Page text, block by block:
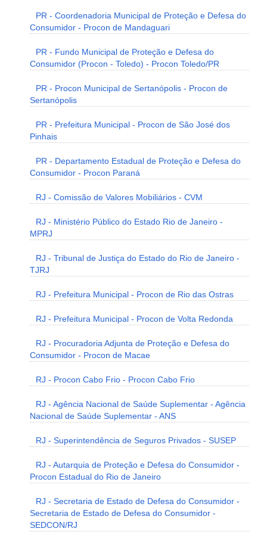
PR - Coordenadoria Municipal de Proteção e Defesa do
Consumidor - Procon de Mandaguari
PR - Fundo Municipal de Proteção e Defesa do
Consumidor (Procon - Toledo) - Procon Toledo/PR
PR - Procon Municipal de Sertanópolis - Procon de
Sertanópolis
PR - Prefeitura Municipal - Procon de São José dos
Pinhais
PR - Departamento Estadual de Proteção e Defesa do
Consumidor - Procon Paraná
RJ - Comissão de Valores Mobiliários - CVM
RJ - Ministério Público do Estado Rio de Janeiro -
MPRJ
RJ - Tribunal de Justiça do Estado do Rio de Janeiro -
TJRJ
RJ - Prefeitura Municipal - Procon de Rio das Ostras
RJ - Prefeitura Municipal - Procon de Volta Redonda
RJ - Procuradoria Adjunta de Proteção e Defesa do
Consumidor - Procon de Macae
RJ - Procon Cabo Frio - Procon Cabo Frio
RJ - Agência Nacional de Saúde Suplementar - Agência
Nacional de Saúde Suplementar - ANS
RJ - Superintendência de Seguros Privados - SUSEP
RJ - Autarquia de Proteção e Defesa do Consumidor -
Procon Estadual do Rio de Janeiro
RJ - Secretaria de Estado de Defesa do Consumidor -
Secretaria de Estado de Defesa do Consumidor -
SEDCON/RJ